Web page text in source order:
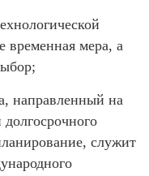
временная мера, а
направленный на
служит